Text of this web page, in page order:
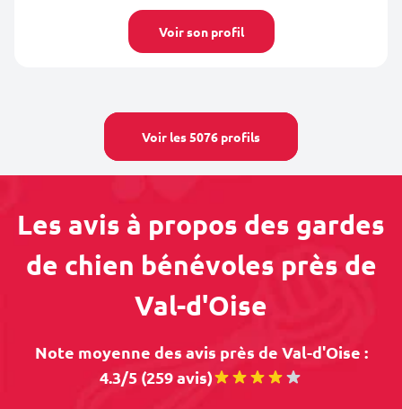
Voir son profil
Voir les 5076 profils
Les avis à propos des gardes
de chien bénévoles près de
Val-d'Oise
Note moyenne des avis près de Val-d'Oise :
4.3/5 (259 avis)